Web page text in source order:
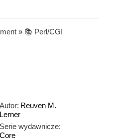
» 📚 Perl/CGI
Autor: Reuven M.
Lerner
Serie wydawnicze:
Core